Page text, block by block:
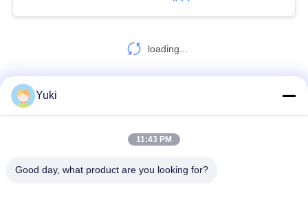
loading...
लोकप्रिय श्रेणियां
Yuki
11:43 PM
Good day, what product are you looking for?